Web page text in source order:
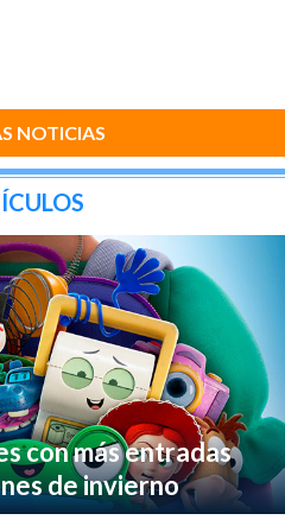
NOTICIAS
con más entradas
de invierno